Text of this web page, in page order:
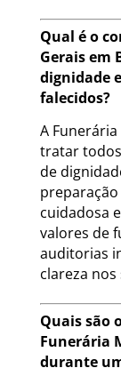
Qual é o
Gerais em
dignidade
falecidos?
A
tratar
de
cuidadosa
valores de
auditorias
clareza nos
Quais são
Funerária
durante